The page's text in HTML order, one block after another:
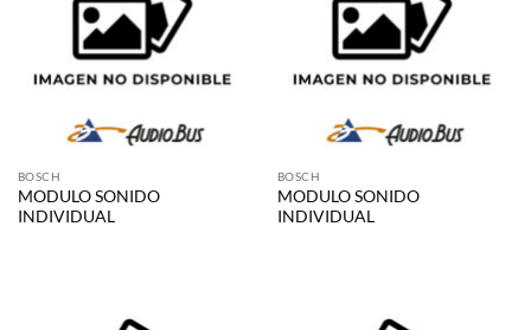
BOSCH
MODULO SONIDO
INDIVIDUAL
BOSCH
MODULO SONIDO
INDIVIDUAL